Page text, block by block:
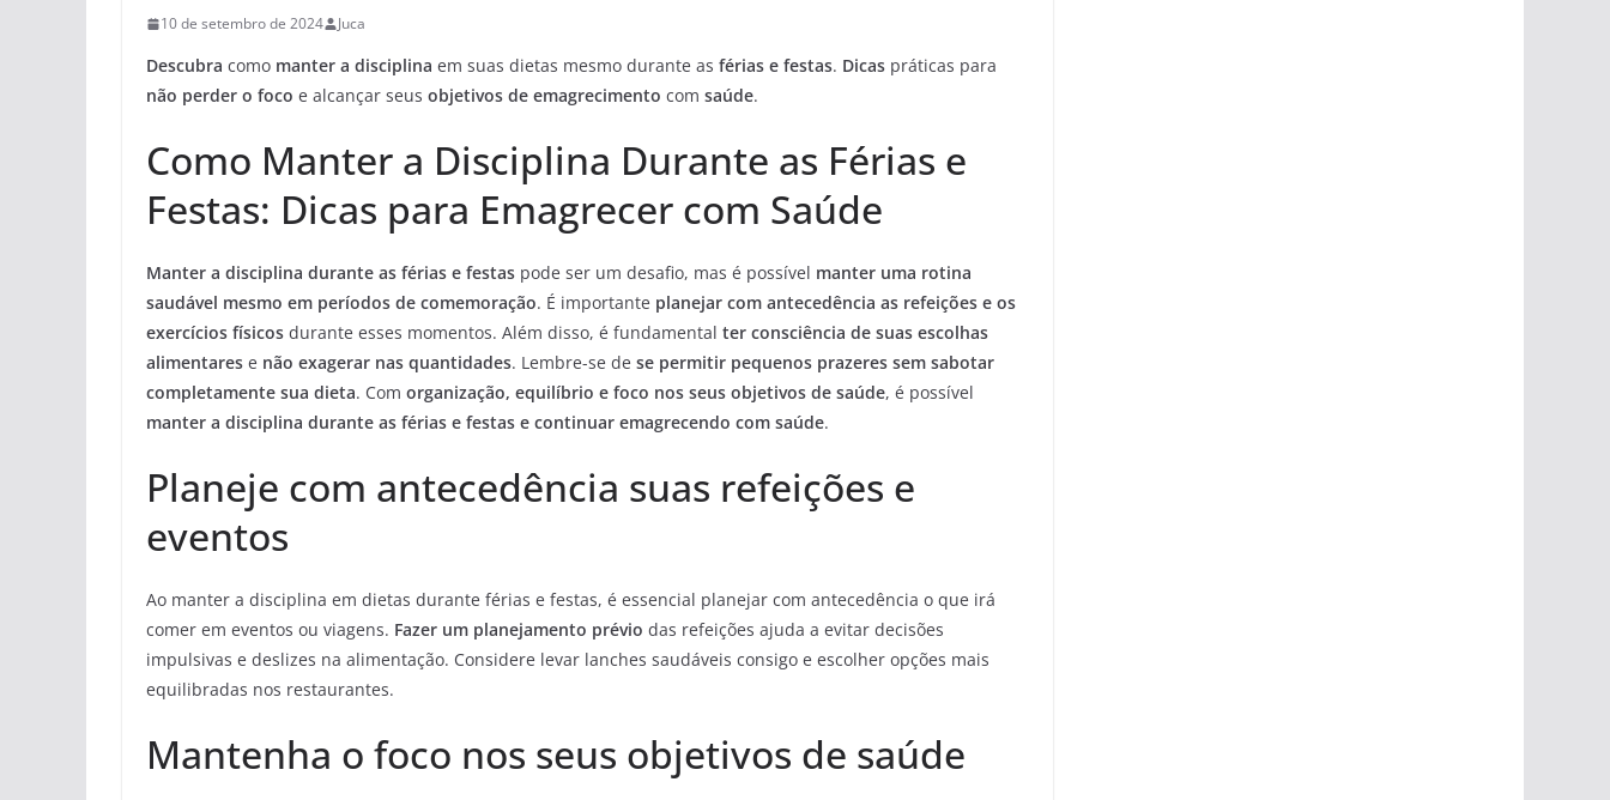
10 de setembro de 2024 Juca
Descubra como manter a disciplina em suas dietas mesmo durante as férias e festas. Dicas práticas para
não perder o foco e alcançar seus objetivos de emagrecimento com saúde.
Como Manter a Disciplina Durante as Férias e
Festas: Dicas para Emagrecer com Saúde
Manter a disciplina durante as férias e festas pode ser um desafio, mas é possível manter uma rotina
saudável mesmo em períodos de comemoração. É importante planejar com antecedência as refeições e os
exercícios físicos durante esses momentos. Além disso, é fundamental ter consciência de suas escolhas
alimentares e não exagerar nas quantidades. Lembre-se de se permitir pequenos prazeres sem sabotar
completamente sua dieta. Com organização, equilíbrio e foco nos seus objetivos de saúde, é possível
manter a disciplina durante as férias e festas e continuar emagrecendo com saúde.
Planeje com antecedência suas refeições e
eventos
Ao manter a disciplina em dietas durante férias e festas, é essencial planejar com antecedência o que irá
comer em eventos ou viagens. Fazer um planejamento prévio das refeições ajuda a evitar decisões
impulsivas e deslizes na alimentação. Considere levar lanches saudáveis consigo e escolher opções mais
equilibradas nos restaurantes.
Mantenha o foco nos seus objetivos de saúde